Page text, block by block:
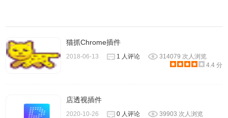
猫抓Chrome插件
2018-06-13 1 人评论
314079 次人浏览
4.4 分
店透视插件
2020-10-26 0 人评论 39903 次人浏览